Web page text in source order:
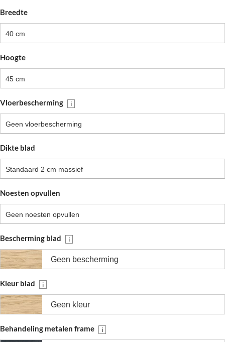
Breedte
40 cm
Hoogte
45 cm
Vloerbescherming i
Geen vloerbescherming
Dikte blad
Standaard 2 cm massief
Noesten opvullen
Geen noesten opvullen
Bescherming blad i
Geen bescherming
Kleur blad i
Geen kleur
Behandeling metalen frame i